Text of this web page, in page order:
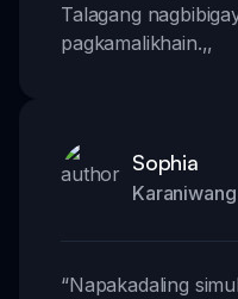
Talagang
pagkamalikhain.,,
Sophia
“Napakadaling